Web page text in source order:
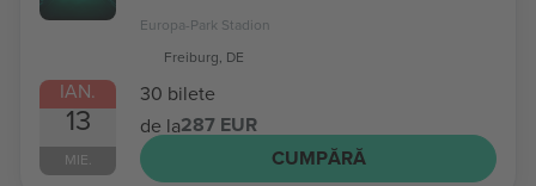
IAN.
13
MIE.
Europa-Park Stadion
Freiburg, DE
30 bilete
de la287 EUR
CUMPĂRĂ